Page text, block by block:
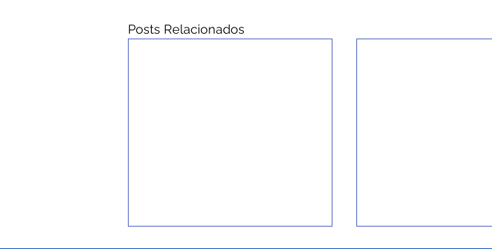
Posts Relacionados